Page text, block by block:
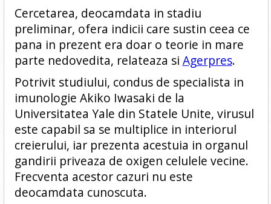
Cercetarea, deocamdata in stadiu
preliminar, ofera indicii care sustin ceea ce
pana in prezent era doar o teorie in mare
parte nedovedita, relateaza si Agerpres.
Potrivit studiului, condus de specialista in
imunologie Akiko Iwasaki de la
Universitatea Yale din Statele Unite, virusul
este capabil sa se multiplice in interiorul
creierului, iar prezenta acestuia in organul
gandirii priveaza de oxigen celulele vecine.
Frecventa acestor cazuri nu este
deocamdata cunoscuta.